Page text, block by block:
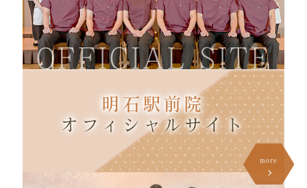
OFFICIAL SITE
明石駅前院
オフィシャルサイト
more